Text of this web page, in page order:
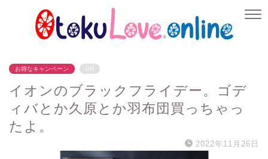
お得なキャンペーン PR
イオンのブラックフライデー。ゴデ
ィバとか久原とか羽布団買っちゃっ
たよ。
2022年11月26日